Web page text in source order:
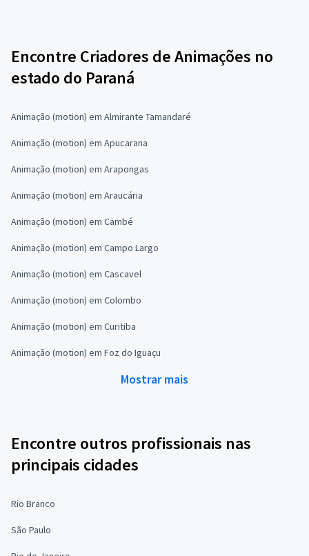
Encontre Criadores de Animações no
estado do Paraná
Animação (motion) em Almirante Tamandaré
Animação (motion) em Apucarana
Animação (motion) em Arapongas
Animação (motion) em Araucária
Animação (motion) em Cambé
Animação (motion) em Campo Largo
Animação (motion) em Cascavel
Animação (motion) em Colombo
Animação (motion) em Curitiba
Animação (motion) em Foz do Iguaçu
Mostrar mais
Encontre outros profissionais nas
principais cidades
Rio Branco
São Paulo